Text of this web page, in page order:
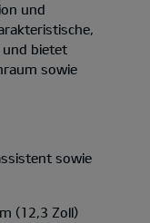
und
und bietet
sowie
sowie
(12,3 Zoll)